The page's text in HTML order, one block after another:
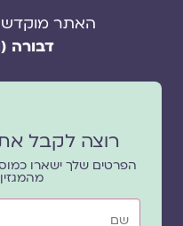
האתר מוקדש
דבורה
רוצה לקבל את
הפרטים שלך ישארו
שם